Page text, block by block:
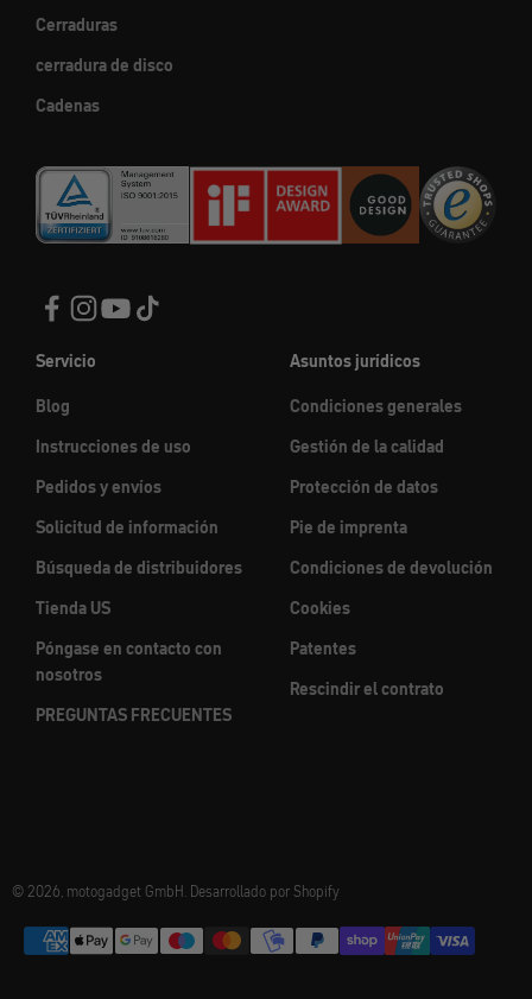
Cerraduras
cerradura de disco
Cadenas
Servicio
Blog
Instrucciones de uso
Pedidos y envíos
Solicitud de información
Búsqueda de distribuidores
Tienda US
Póngase en contacto con
nosotros
PREGUNTAS FRECUENTES
Asuntos jurídicos
Condiciones generales
Gestión de la calidad
Protección de datos
Pie de imprenta
Condiciones de devolución
Cookies
Patentes
Rescindir el contrato
© 2026, motogadget GmbH. Desarrollado por Shopify